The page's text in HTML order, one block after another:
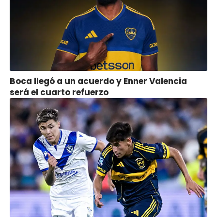
Boca llegó a un acuerdo y Enner Valencia
será el cuarto refuerzo